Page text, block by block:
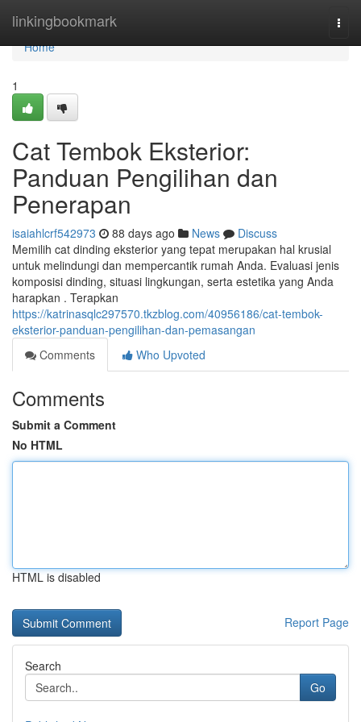
linkingbookmark
Home
Home
1
Cat Tembok Eksterior:
Panduan Pengilihan dan
Penerapan
isaiahlcrf542973 88 days ago News
Discuss
Memilih cat dinding eksterior yang tepat merupakan hal krusial
untuk melindungi dan mempercantik rumah Anda. Evaluasi jenis
komposisi dinding, situasi lingkungan, serta estetika yang Anda
harapkan . Terapkan
https://katrinasqlc297570.tkzblog.com/40956186/cat-tembok-
eksterior-panduan-pengilihan-dan-pemasangan
Comments
Who Upvoted
Comments
Submit a Comment
No HTML
HTML is disabled
Report Page
Search
Go